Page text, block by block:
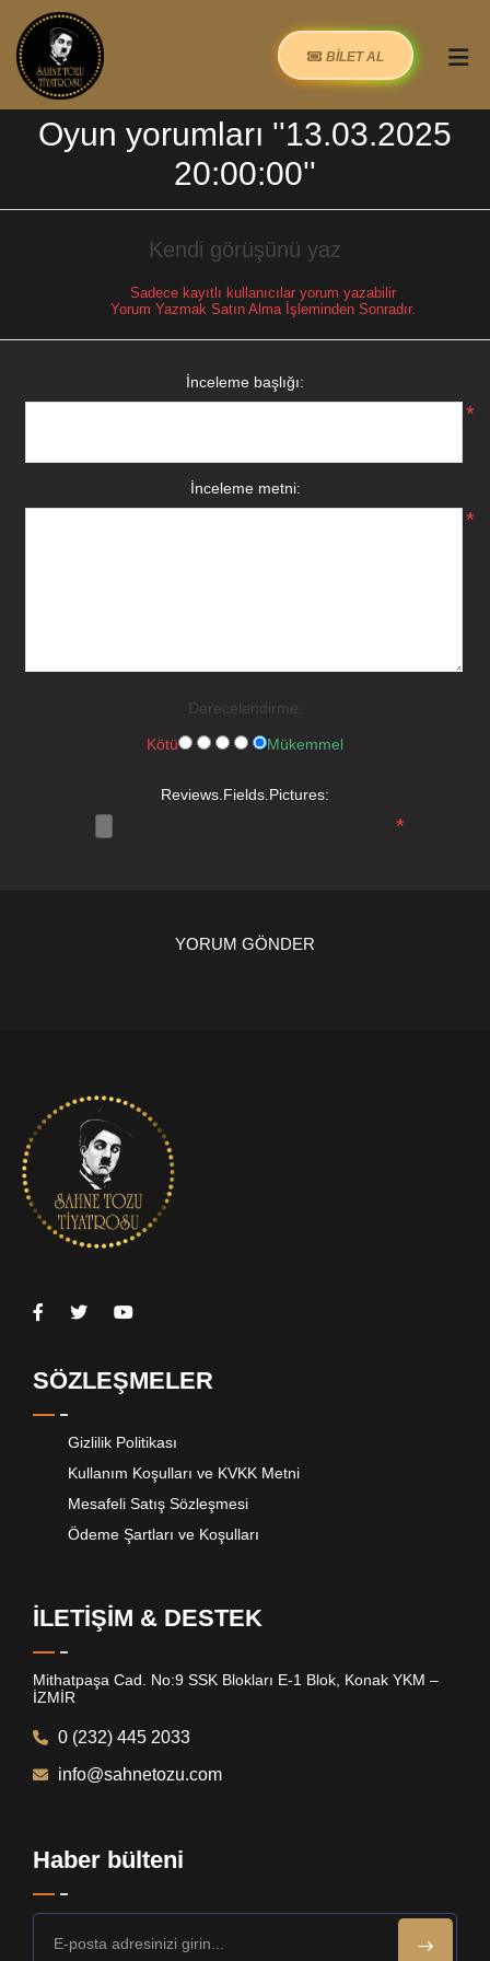
BİLET AL
Oyun yorumları
13.03.2025
20:00:00
Kendi görüşünü yaz
Sadece kayıtlı kullanıcılar yorum yazabilir
Yorum Yazmak Satın Alma İşleminden Sonradır.
İnceleme başlığı:
*
İnceleme metni:
*
Derecelendirme:
Kötü Mükemmel
Reviews.Fields.Pictures:
*
YORUM GÖNDER
SÖZLEŞMELER
Gizlilik Politikası
Kullanım Koşulları ve KVKK Metni
Mesafeli Satış Sözleşmesi
Ödeme Şartları ve Koşulları
İLETİŞİM & DESTEK
Mithatpaşa Cad. No:9 SSK Blokları E-1 Blok, Konak YKM –
İZMİR
0 (232) 445 2033
info@sahnetozu.com
Haber bülteni